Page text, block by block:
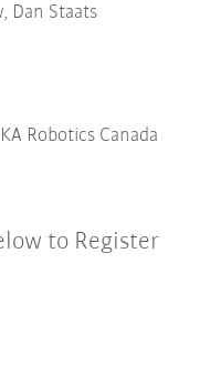
Dan Staats
Robotics Canada
to Register